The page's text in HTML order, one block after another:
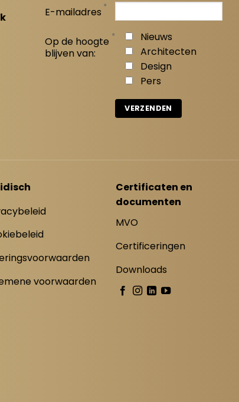
E-mailadres *
Op de hoogte
blijven van:
*
Nieuws
Architecten
Design
Pers
voorwaarden
Certificaten en
documenten
MVO
Certificeringen
Downloads